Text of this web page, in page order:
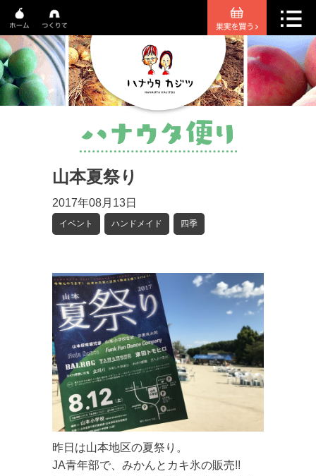
山本夏祭り
2017年08月13日
イベント ハンドメイド 四季
昨日は山本地区の夏祭り。
JA青年部で、みかんとカキ氷の販売!!